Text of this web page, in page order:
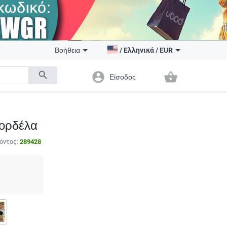
search
Βοήθεια / Ελληνικά/ EUR
account_circle Είσοδος shopping_basket
289428